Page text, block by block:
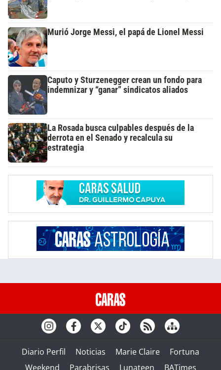
Murió Jorge Messi, el papá de Lionel Messi
Caputo y Sturzenegger crean un fondo para
indemnizar y “ganar” sindicatos aliados
La Rosada busca culpables después de la
derrota en el Senado y recalcula su
estrategia
Diario Perfil Noticias Marie Claire
Fortuna
Weekend
Parabrisas Lunateen BATimes